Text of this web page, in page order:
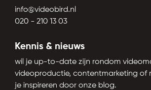
info@videobird.nl
020 - 210 13 03
Kennis & nieuws
wil je up-to-date zijn rondom
videoproductie, contentmarketing of
je inspireren door onze blog.